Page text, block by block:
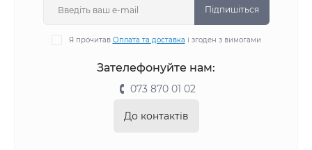
Підпишіться
Я прочитав Оплата та доставка і згоден з вимогами
Зателефонуйте нам:
073 870 01 02
До контактів